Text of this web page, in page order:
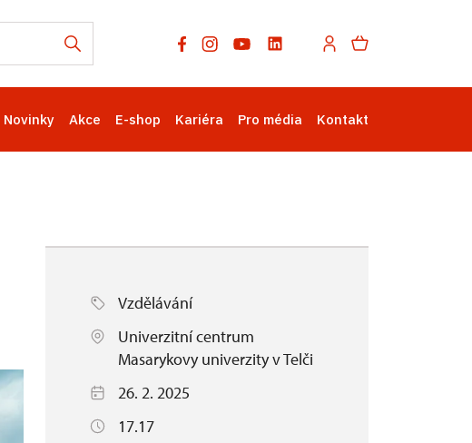
Novinky Akce E-shop Kariéra Pro média Kontakt
Vzdělávání
Univerzitní centrum
Masarykovy univerzity v Telči
26. 2. 2025
17.17